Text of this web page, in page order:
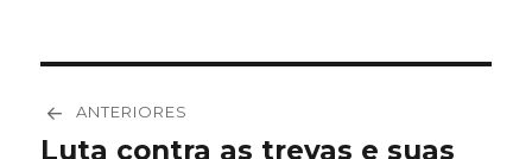
de
ANTERIORES
Post
Luta contra as trevas e suas